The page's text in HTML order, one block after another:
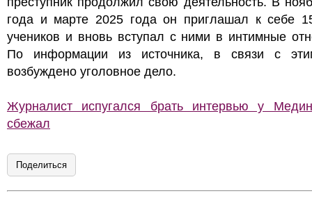
года и марте 2025 года он приглашал к себе
учеников и вновь вступал с ними в интимные
По информации из источника, в связи с
возбуждено уголовное дело.
Журналист испугался брать интервью у
сбежал
Поделиться